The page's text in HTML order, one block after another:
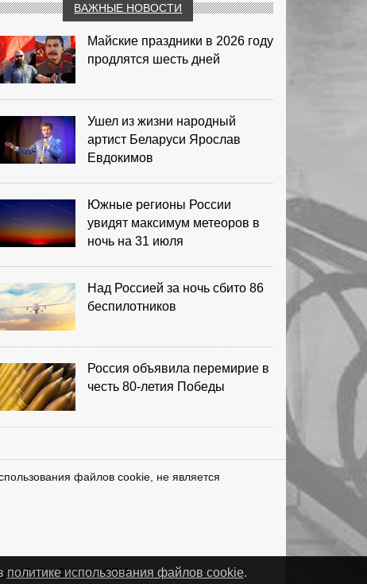
ВАЖНЫЕ НОВОСТИ
Майские праздники в 2026 году
продлятся шесть дней
Ушел из жизни народный
артист Беларуси Ярослав
Евдокимов
Южные регионы России
увидят максимум метеоров в
ночь на 31 июля
Над Россией за ночь сбито 86
беспилотников
Россия объявила перемирие в
честь 80-летия Победы
файлов cookie, не является
– Сайты и CRM
политике использования файлов cookie.